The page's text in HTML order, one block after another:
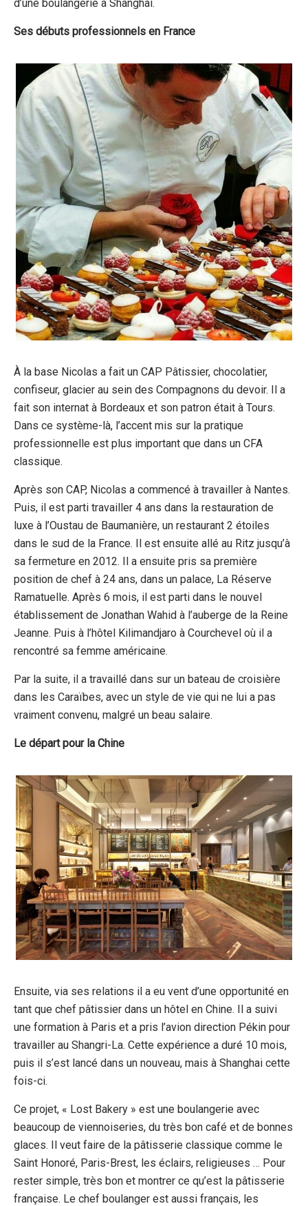
d’une boulangerie à Shanghai.
Ses débuts professionnels en France
À la base Nicolas a fait un CAP Pâtissier, chocolatier,
confiseur, glacier au sein des Compagnons du devoir. Il a
fait son internat à Bordeaux et son patron était à Tours.
Dans ce système-là, l’accent mis sur la pratique
professionnelle est plus important que dans un CFA
classique.
Après son CAP, Nicolas a commencé à travailler à Nantes.
Puis, il est parti travailler 4 ans dans la restauration de
luxe à l’Oustau de Baumanière, un restaurant 2 étoiles
dans le sud de la France. Il est ensuite allé au Ritz jusqu’à
sa fermeture en 2012. Il a ensuite pris sa première
position de chef à 24 ans, dans un palace, La Réserve
Ramatuelle. Après 6 mois, il est parti dans le nouvel
établissement de Jonathan Wahid à l’auberge de la Reine
Jeanne. Puis à l’hôtel Kilimandjaro à Courchevel où il a
rencontré sa femme américaine.
Par la suite, il a travaillé dans sur un bateau de croisière
dans les Caraïbes, avec un style de vie qui ne lui a pas
vraiment convenu, malgré un beau salaire.
Le départ pour la Chine
Ensuite, via ses relations il a eu vent d’une opportunité en
tant que chef pâtissier dans un hôtel en Chine. Il a suivi
une formation à Paris et a pris l’avion direction Pékin pour
travailler au Shangri-La. Cette expérience a duré 10 mois,
puis il s’est lancé dans un nouveau, mais à Shanghai cette
fois-ci.
Ce projet, « Lost Bakery » est une boulangerie avec
beaucoup de viennoiseries, du très bon café et de bonnes
glaces. Il veut faire de la pâtisserie classique comme le
Saint Honoré, Paris-Brest, les éclairs, religieuses … Pour
rester simple, très bon et montrer ce qu’est la pâtisserie
française. Le chef boulanger est aussi français, les